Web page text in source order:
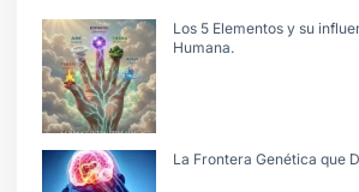
Los 5 Elementos y su
Humana.
La Frontera Genética que